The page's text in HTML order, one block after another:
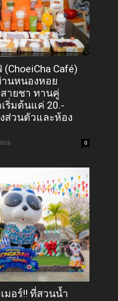
Café)
นหนองหอย
สายชา ทานคู่
ริ่มต้นแค่ 20.-
ส่วนตัวและห้อง
0
มอร์!! ที่สวนน้ำ